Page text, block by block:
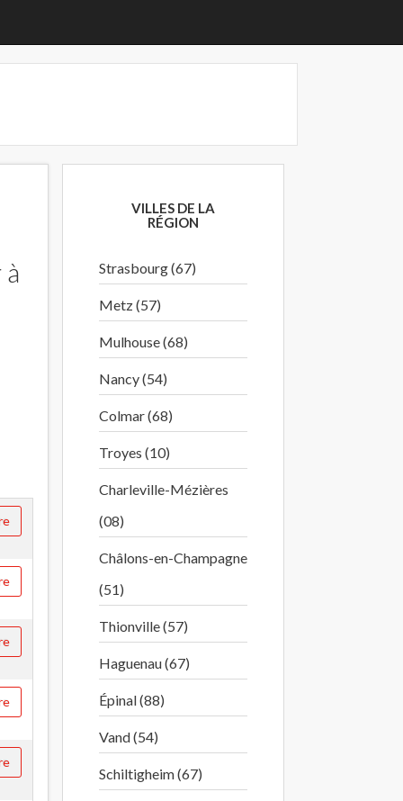
VILLES DE LA
RÉGION
Strasbourg (67)
Metz (57)
Mulhouse (68)
Nancy (54)
Colmar (68)
Troyes (10)
Charleville-Mézières
(08)
Châlons-en-Champagne
(51)
Thionville (57)
Haguenau (67)
Épinal (88)
Vand (54)
Schiltigheim (67)